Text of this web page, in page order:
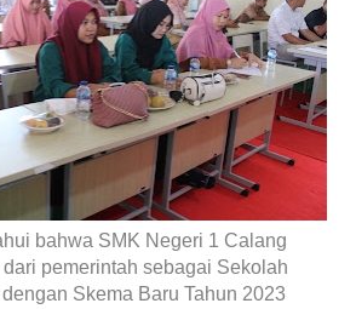
bahwa SMK Negeri 1 Calang
pemerintah sebagai Sekolah
Skema Baru Tahun 2023